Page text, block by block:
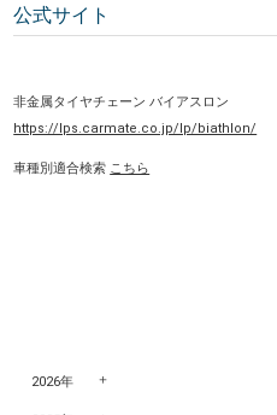
公式サイト
非金属タイヤチェーン バイアスロン
https://lps.carmate.co.jp/lp/biathlon/
車種別適合検索 こちら
2026年